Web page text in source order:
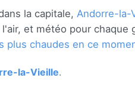
la capitale, Andorre-la-
et météo pour
plus chaudes en ce
la-Vieille.